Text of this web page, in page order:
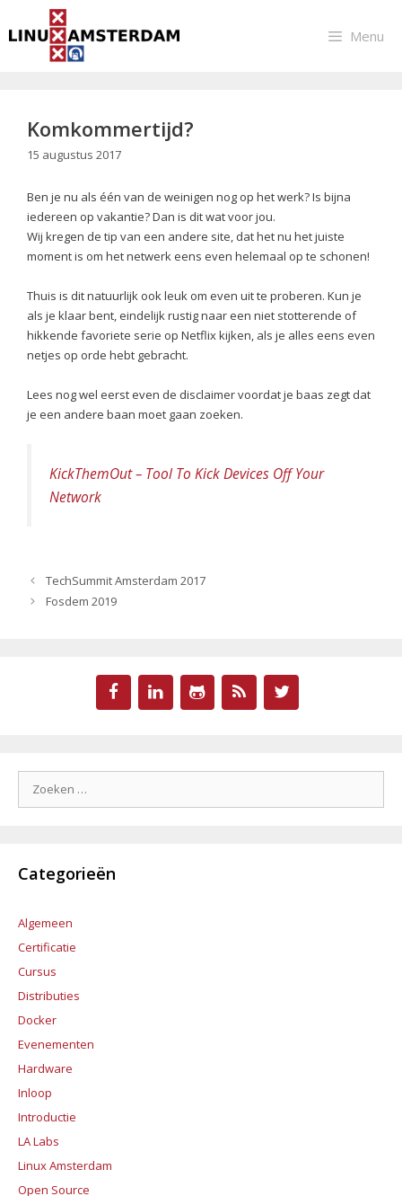
naar
Menu
Komkommertijd?
15 augustus 2017
Ben je nu als één van de weinigen nog op het werk? Is bijna
iedereen op vakantie? Dan is dit wat voor jou.
Wij kregen de tip van een andere site, dat het nu het juiste
moment is om het netwerk eens even helemaal op te schonen!
Thuis is dit natuurlijk ook leuk om even uit te proberen. Kun je
als je klaar bent, eindelijk rustig naar een niet stotterende of
hikkende favoriete serie op Netflix kijken, als je alles eens even
netjes op orde hebt gebracht.
Lees nog wel eerst even de disclaimer voordat je baas zegt dat
je een andere baan moet gaan zoeken.
KickThemOut – Tool To Kick Devices Off Your
Network
TechSummit Amsterdam 2017
Fosdem 2019
Categorieën
Algemeen
Certificatie
Cursus
Distributies
Docker
Evenementen
Hardware
Inloop
Introductie
LA Labs
Linux Amsterdam
Open Source